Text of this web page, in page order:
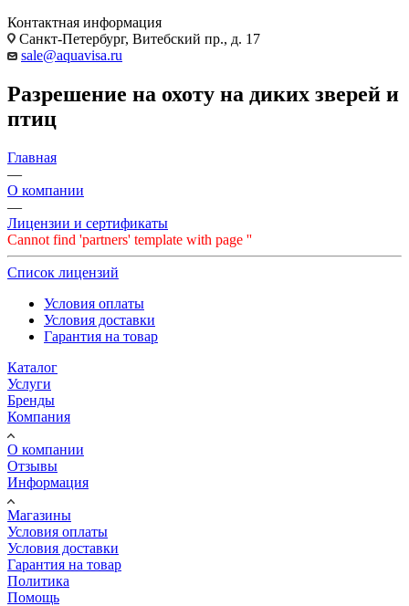
Контактная информация
Санкт-Петербург, Витебский пр., д. 17
sale@aquavisa.ru
Разрешение на охоту на диких зверей и
птиц
Главная
—
О компании
—
Лицензии и сертификаты
Cannot find 'partners' template with page ''
Список лицензий
Условия оплаты
Условия доставки
Гарантия на товар
Каталог
Услуги
Бренды
Компания
О компании
Отзывы
Информация
Магазины
Условия оплаты
Условия доставки
Гарантия на товар
Политика
Помощь